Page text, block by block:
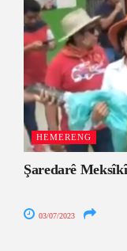
HEMERENG
Şaredarê
03/07/2023